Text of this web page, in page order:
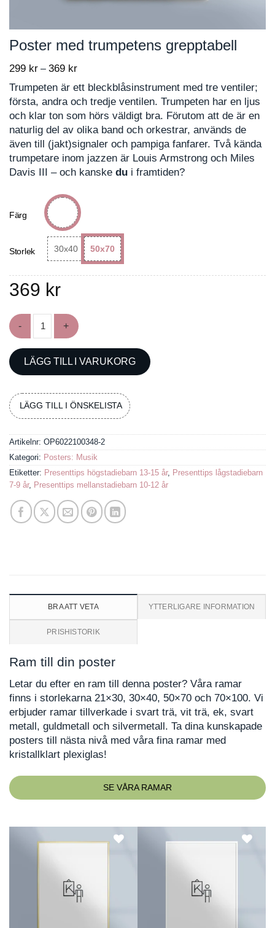
Poster med trumpetens grepptabell
299 kr – 369 krPrice
range:
through
369 kr
Trumpeten är ett bleckblåsinstrument med tre ventiler;
första, andra och tredje ventilen. Trumpeten har en ljus
och klar ton som hörs väldigt bra. Förutom att de är en
naturlig del av olika band och orkestrar, används de
även till (jakt)signaler och pampiga fanfarer. Två kända
trumpetare inom jazzen är Louis Armstrong och Miles
Davis III – och kanske du i framtiden?
Färg
Storlek 30x40 50x70
369 kr
LÄGG TILL I VARUKORG
LÄGG TILL I ÖNSKELISTA
Artikelnr: OP6022100348-2
Kategori: Posters: Musik
Etiketter: Presenttips högstadiebarn 13-15 år, Presenttips lågstadiebarn
7-9 år, Presenttips mellanstadiebarn 10-12 år
BRA ATT VETA YTTERLIGARE INFORMATION
PRISHISTORIK
Ram till din poster
Letar du efter en ram till denna poster? Våra ramar
finns i storlekarna 21×30, 30×40, 50×70 och 70×100. Vi
erbjuder ramar tillverkade i svart trä, vit trä, ek, svart
metall, guldmetall och silvermetall. Ta dina kunskapade
posters till nästa nivå med våra fina ramar med
kristallklart plexiglas!
SE VÅRA RAMAR